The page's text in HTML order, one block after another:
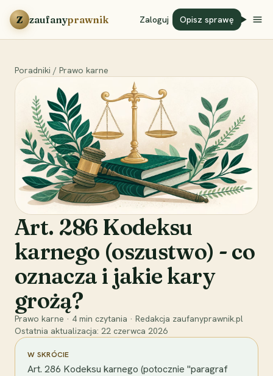
Przejdź do treści
Z zaufanyprawnik Zaloguj Opisz sprawę
Poradniki / Prawo karne
Art. 286 Kodeksu
karnego (oszustwo) - co
oznacza i jakie kary
grożą?
Prawo karne · 4 min czytania · Redakcja zaufanyprawnik.pl
Ostatnia aktualizacja: 22 czerwca 2026
W SKRÓCIE
Art. 286 Kodeksu karnego (potocznie "paragraf